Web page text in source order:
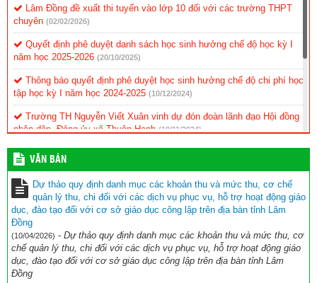
Lâm Đồng đề xuất thi tuyển vào lớp 10 đối với các trường THPT
chuyên (02/02/2026)
Quyết định phê duyệt danh sách học sinh hưởng chế độ học kỳ I
năm học 2025-2026 (20/10/2025)
Thông báo quyết định phê duyệt học sinh hưởng chế độ chi phí học
tập học kỳ I năm học 2024-2025 (10/12/2024)
Trường TH Nguyễn Viết Xuân vinh dự đón đoàn lãnh đạo Hội đồng
nhân dân, Đảng ủy xã Thuận Hạnh (19/11/2024)
KẾ HOẠCH Triển khai thực hiện ứng dụng CNTT và chuyển đổi số
(11/11/2024)
BIÊN BẢN Tự đánh giá mức độ chuyển đổi số trong nhà trường
Năm học 2023 – 2024 (11/11/2024)
BÁO CÁO KẾT QUẢ ĐÁNH GIÁ MỨC ĐỘ CHUYỂN ĐỔI SỐ NĂM
HỌC 2023 – 2024 (11/11/2024)
VĂN BẢN
Dự thảo quy định danh mục các khoản thu và mức thu, cơ chế
quản lý thu, chi đối với các dịch vụ phục vụ, hỗ trợ hoạt động giáo
dục, đào tạo đối với cơ sở giáo dục công lập trên địa bàn tỉnh Lâm
Đồng
(10/04/2026) - Dự thảo quy định danh mục các khoản thu và mức thu, cơ
chế quản lý thu, chi đối với các dịch vụ phục vụ, hỗ trợ hoạt động giáo
dục, đào tạo đối với cơ sở giáo dục công lập trên địa bàn tỉnh Lâm
Đồng